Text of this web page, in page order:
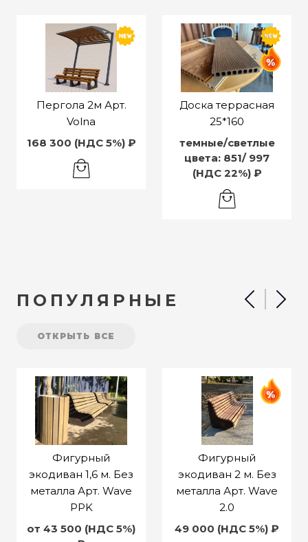
Пергола 2м Арт.
Volna
168 300 (НДС 5%) ₽
Доска террасная
25*160
темные/светлые
цвета: 851/ 997
(НДС 22%) ₽
ПОПУЛЯРНЫЕ
ОТКРЫТЬ ВСЕ
Фигурный
экодиван 1,6 м. Без
металла Арт. Wave
PPK
от 43 500 (НДС 5%)
Фигурный
экодиван 2 м. Без
металла Арт. Wave
2.0
49 000 (НДС 5%) ₽